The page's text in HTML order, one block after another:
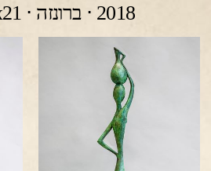
2018 ⋅ ברונזה ⋅ 101x21x21